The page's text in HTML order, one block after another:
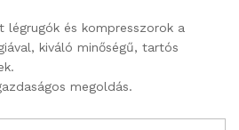
és kompresszorok a
kiváló minőségű, tartós
megoldás.